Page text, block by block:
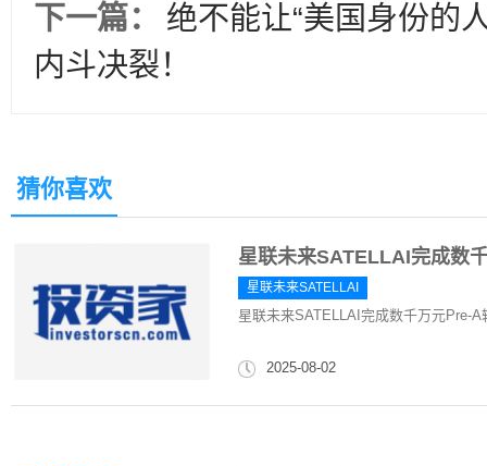
下一篇：
绝不能让“美国身份的
内斗决裂！
猜你喜欢
星联未来SATELLAI完成数
星联未来SATELLAI
星联未来SATELLAI完成数千万元Pre-
2025-08-02